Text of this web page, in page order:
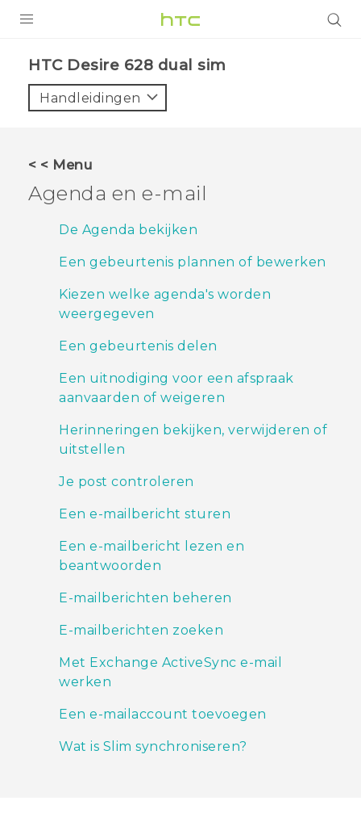
VIVE
HTC-apparaten & -accessoires
VIVERSE
HTC Desire 628 dual sim‎
Handleidingen
< < Menu
Agenda en e-mail
De Agenda bekijken
Een gebeurtenis plannen of bewerken
Kiezen welke agenda's worden
weergegeven
Een gebeurtenis delen
Een uitnodiging voor een afspraak
aanvaarden of weigeren
Herinneringen bekijken, verwijderen of
uitstellen
Je post controleren
Een e-mailbericht sturen
Een e-mailbericht lezen en
beantwoorden
E-mailberichten beheren
E-mailberichten zoeken
Met Exchange ActiveSync e-mail
werken
Een e-mailaccount toevoegen
Wat is Slim synchroniseren?